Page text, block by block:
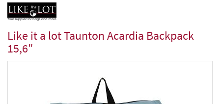
Like it a lotTaunton Acardia Backpack
15,6″